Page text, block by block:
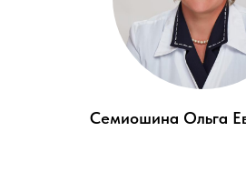
Семиошина Ольга